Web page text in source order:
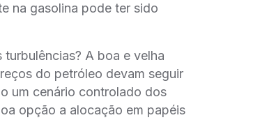
na gasolina pode ter sido
A boa e velha
do petróleo devam seguir
um cenário controlado dos
opção a alocação em papéis